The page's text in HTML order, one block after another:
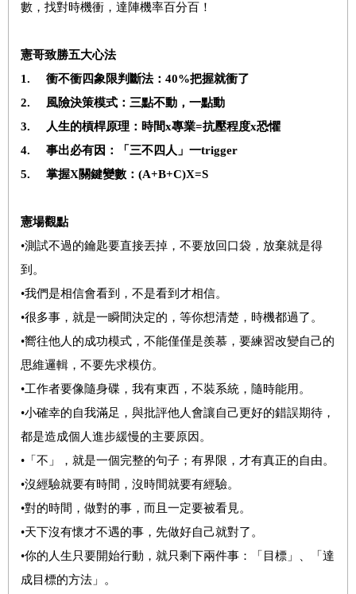
數，找對時機衝，達陣機率百分百！
憲哥致勝五大心法
1. 衝不衝四象限判斷法：40%把握就衝了
2. 風險決策模式：三點不動，一點動
3.
人生的槓桿原理：時間x專業=抗壓程度x恐懼
4. 事出必有因：「三不四人」一trigger
5. 掌握X關鍵變數：(A+B+C)X=S​
憲場觀點
•測試不過的鑰匙要直接丟掉，不要放回口袋，放棄就是得
到。
•我們是相信會看到，不是看到才相信。
•很多事，就是一瞬間決定的，等你想清楚，時機都過了。
•嚮往他人的成功模式，不能僅僅是羨慕，要練習改變自己的
思維邏輯，不要先求模仿。
•工作者要像隨身碟，我有東西，不裝系統，隨時能用。
•小確幸的自我滿足，與批評他人會讓自己更好的錯誤期待，
都是造成個人進步緩慢的主要原因。
•「不」，就是一個完整的句子；有界限，才有真正的自由。
•沒經驗就要有時間，沒時間就要有經驗。
•對的時間，做對的事，而且一定要被看見。
•天下沒有懷才不遇的事，先做好自己就對了。
•你的人生只要開始行動，就只剩下兩件事：「目標」、「達
成目標的方法」。